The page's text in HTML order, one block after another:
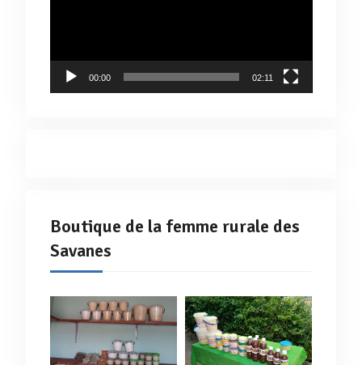
00:00 02:11
Boutique de la femme rurale des
Savanes